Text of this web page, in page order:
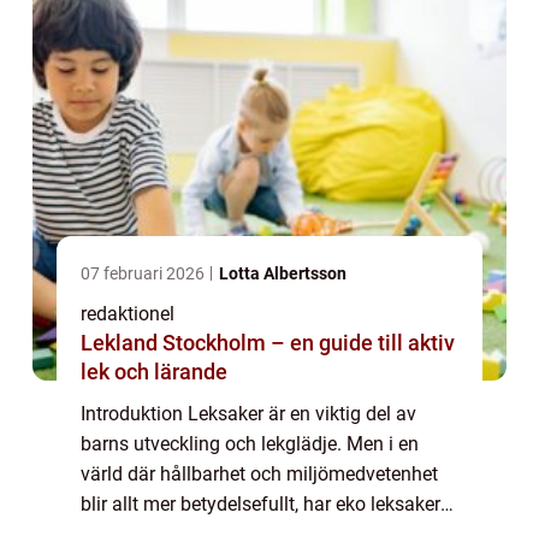
07 februari 2026 Lotta Albertsson
redaktionel
Lekland Stockholm – en guide till aktiv
lek och lärande
Introduktion Leksaker är en viktig del av
barns utveckling och lekglädje. Men i en
värld där hållbarhet och miljömedvetenhet
blir allt mer betydelsefullt, har eko leksaker